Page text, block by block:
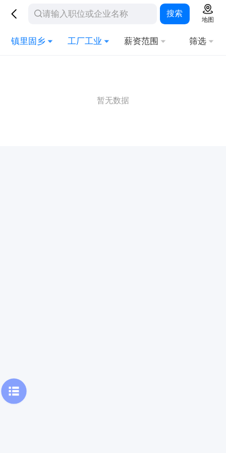
搜索
地图
镇里固乡 工厂工业 薪资范围 筛选
暂无数据